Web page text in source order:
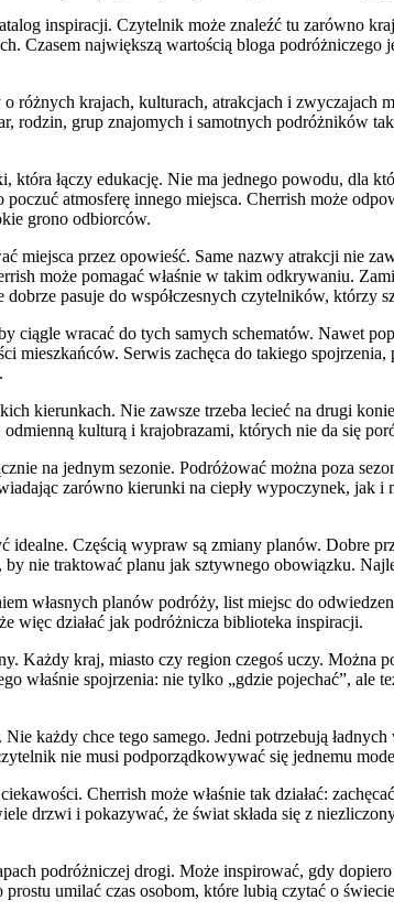
inspiracji. Czytelnik może znaleźć tu zarówno
Czasem największą wartością bloga podróżniczego
różnych krajach, kulturach, atrakcjach i
rodzin, grup znajomych i samotnych podróżników
łączy edukację. Nie ma jednego powodu, dla
atmosferę innego miejsca. Cherrish może
grono odbiorców.
przez opowieść. Same nazwy atrakcji nie
może pomagać właśnie w takim odkrywaniu.
pasuje do współczesnych czytelników, którzy
ciągle wracać do tych samych schematów. Nawet
Serwis zachęca do takiego
kierunkach. Nie zawsze trzeba lecieć na drugi
kulturą i krajobrazami, których nie da się
na jednym sezonie. Podróżować można poza
zarówno kierunki na ciepły wypoczynek, jak
idealne. Częścią wypraw są zmiany planów. Dobre
nie traktować planu jak sztywnego obowiązku.
własnych planów podróży, list miejsc do
więc działać jak podróżnicza biblioteka inspiracji.
Każdy kraj, miasto czy region czegoś uczy. Można
właśnie spojrzenia: nie tylko „gdzie pojechać”, ale
każdy chce tego samego. Jedni potrzebują
nie musi podporządkowywać się jednemu
Cherrish może właśnie tak działać:
drzwi i pokazywać, że świat składa się z
podróżniczej drogi. Może inspirować, gdy
umilać czas osobom, które lubią czytać o